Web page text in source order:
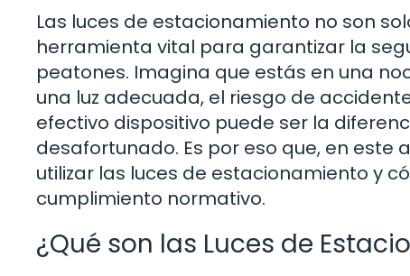
Las luces de estacionamiento no son
herramienta vital para garantizar la
peatones. Imagina que estás en una
una luz adecuada, el riesgo de
efectivo dispositivo puede ser la
desafortunado. Es por eso que, en
utilizar las luces de estacionamiento y
cumplimiento normativo.
¿Qué son las Luces de